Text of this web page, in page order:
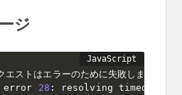
ジ
エストはエラーのために失敗しました。
28 :
resolving timed out